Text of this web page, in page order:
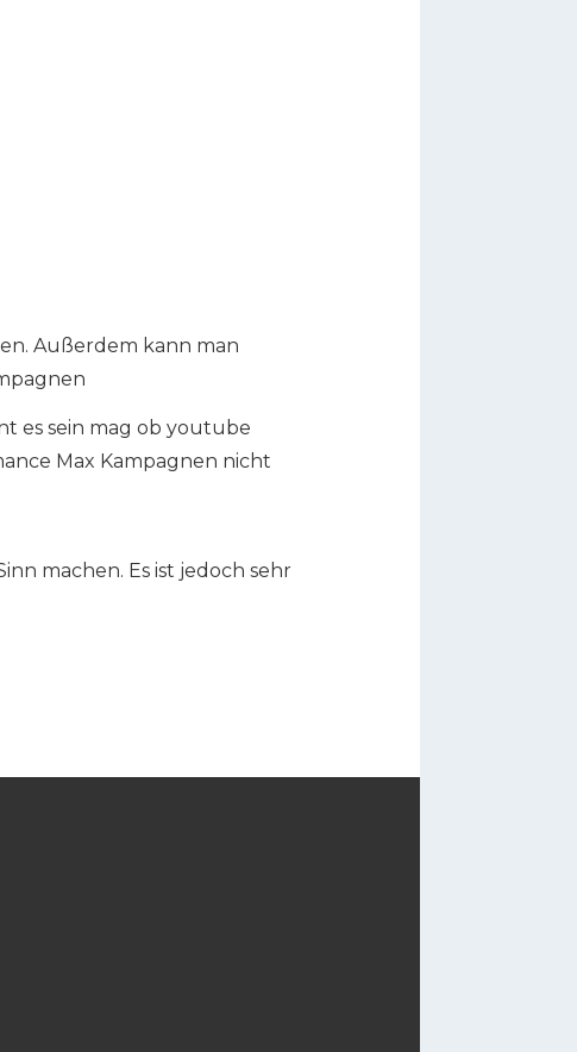
Außerdem kann man
es sein mag ob youtube
Max Kampagnen nicht
machen. Es ist jedoch sehr